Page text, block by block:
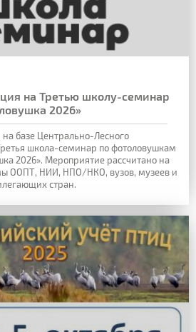
на Третью школу-семинар
2026»
на базе Центрально-Лесного
школа-семинар по фотоловушкам
2026». Мероприятие рассчитано на
ООПТ, НИИ, НПО/НКО, вузов, музеев и
стран.